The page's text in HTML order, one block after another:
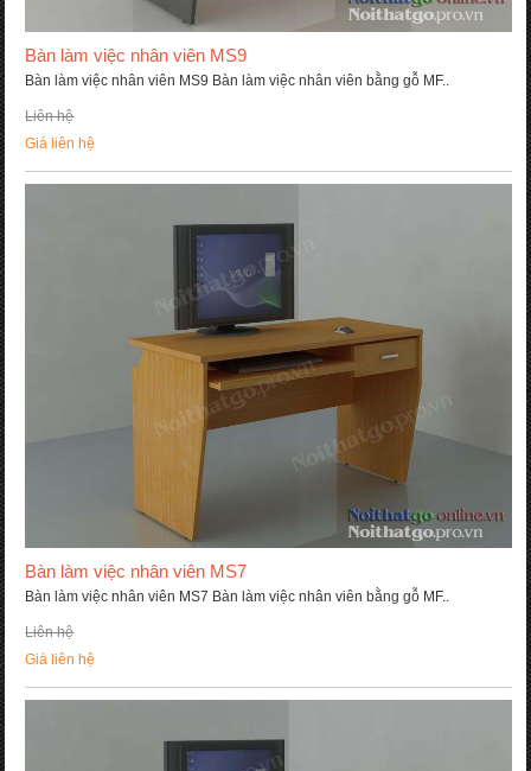
Bàn làm việc nhân viên MS9
Bàn làm việc nhân viên MS9 Bàn làm việc nhân viên bằng gỗ MF..
Liên hệ
Giá liên hệ
Bàn làm việc nhân viên MS7
Bàn làm việc nhân viên MS7 Bàn làm việc nhân viên bằng gỗ MF..
Liên hệ
Giá liên hệ